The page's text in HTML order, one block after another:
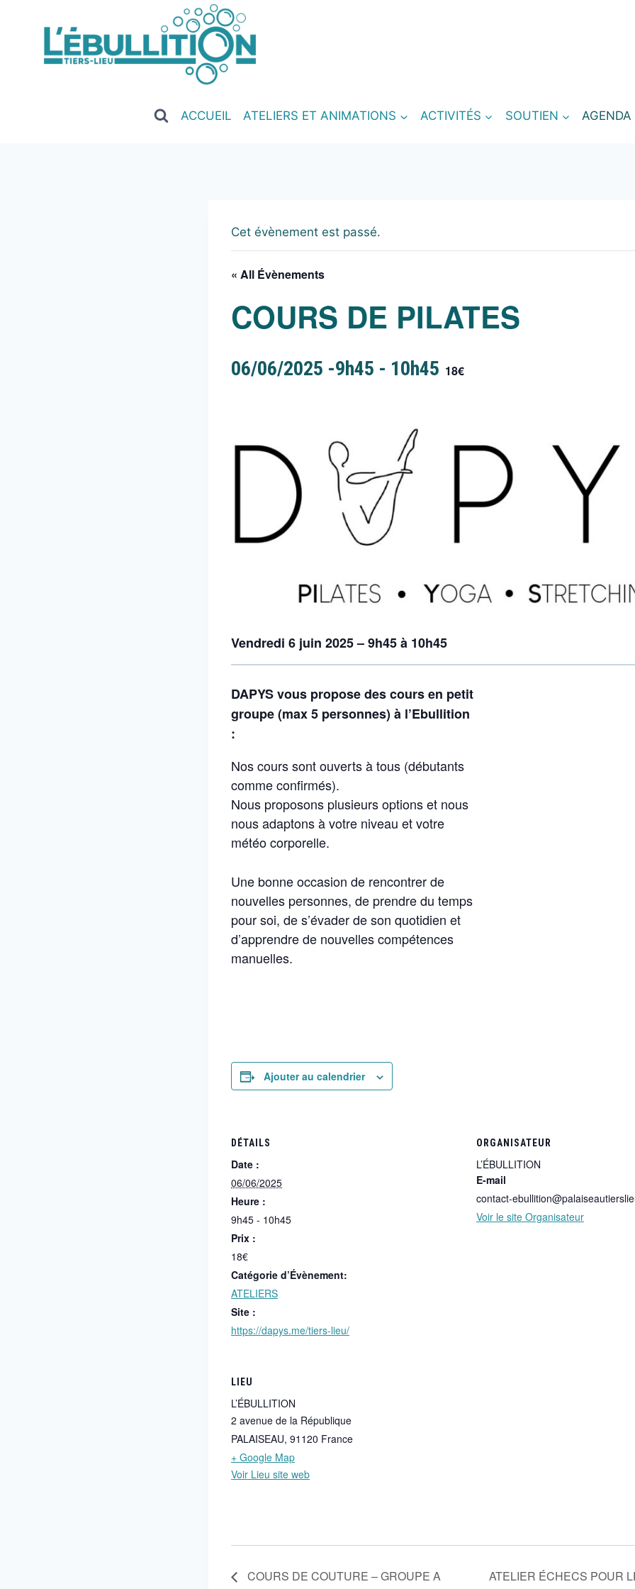
ACCUEIL ATELIERS ET ANIMATIONS ACTIVITÉS SOUTIEN AGENDA
Cet évènement est passé.
« All Évènements
COURS DE PILATES
06/06/2025 -9h45 - 10h45 18€
Vendredi 6 juin 2025 – 9h45 à 10h45
DAPYS vous propose des cours en petit
groupe (max 5 personnes) à l’Ebullition
:
Nos cours sont ouverts à tous (débutants
comme confirmés).
Nous proposons plusieurs options et nous
nous adaptons à votre niveau et votre
météo corporelle.
Une bonne occasion de rencontrer de
nouvelles personnes, de prendre du temps
pour soi, de s’évader de son quotidien et
d’apprendre de nouvelles compétences
manuelles.
Ajouter au calendrier
DÉTAILS
Date :
06/06/2025
Heure :
9h45 - 10h45
Prix :
18€
Catégorie d’Évènement:
ATELIERS
Site :
https://dapys.me/tiers-lieu/
ORGANISATEUR
L’ÉBULLITION
E-mail
contact-
Voir le site Organisateur
LIEU
L’ÉBULLITION
2 avenue de la République
PALAISEAU, 91120 France
+ Google Map
Voir Lieu site web
COURS DE COUTURE – GROUPE A ATELIER ÉCHECS POUR